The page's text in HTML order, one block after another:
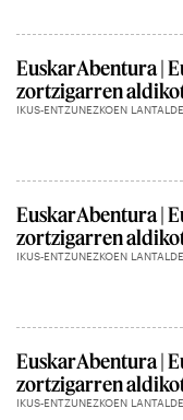
EuskarAbentura |
zortzigarren
IKUS-ENTZUNEZKOEN
EuskarAbentura |
zortzigarren
IKUS-ENTZUNEZKOEN
EuskarAbentura |
zortzigarren
IKUS-ENTZUNEZKOEN